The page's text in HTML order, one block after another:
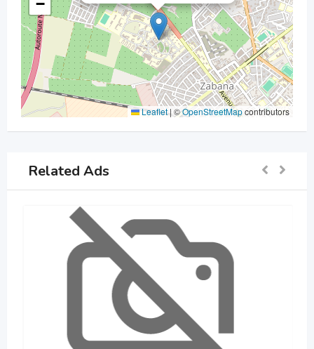
−
Leaflet|©OpenStreetMapcontributors
Related Ads